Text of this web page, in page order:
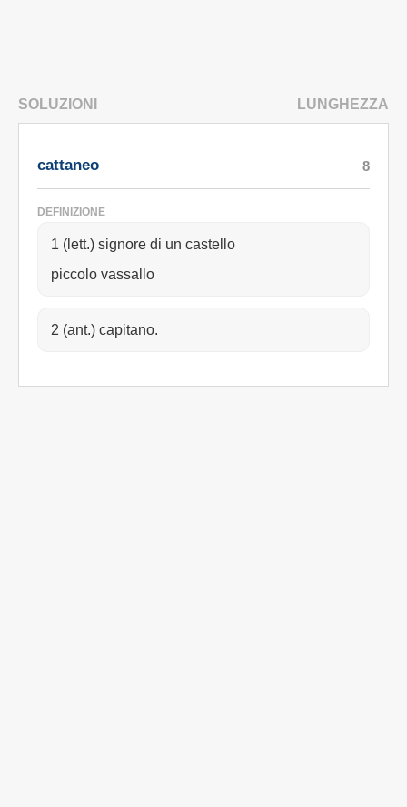
SOLUZIONI LUNGHEZZA
cattaneo
DEFINIZIONE
1 (lett.) signore di un castello
piccolo vassallo
2 (ant.) capitano.
8